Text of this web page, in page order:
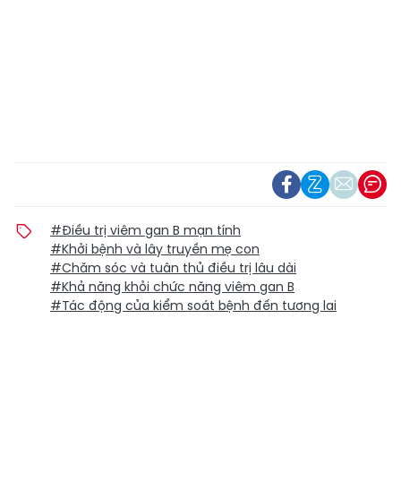
#Điều trị viêm gan B mạn tính
#Khởi bệnh và lây truyền mẹ con
#Chăm sóc và tuân thủ điều trị lâu dài
#Khả năng khỏi chức năng viêm gan B
#Tác động của kiểm soát bệnh đến tương lai